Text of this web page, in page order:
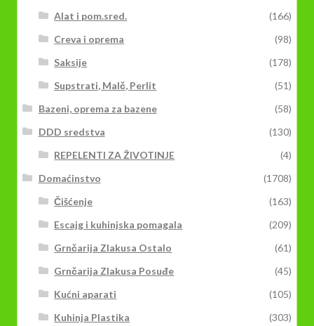
Alat i pom.sred.
(166)
Creva i oprema
(98)
Saksije
(178)
Supstrati, Malč, Perlit
(51)
Bazeni, oprema za bazene
(58)
DDD sredstva
(130)
REPELENTI ZA ŽIVOTINJE
(4)
Domaćinstvo
(1708)
Čišćenje
(163)
Escajg i kuhinjska pomagala
(209)
Grnčarija Zlakusa Ostalo
(61)
Grnčarija Zlakusa Posuđe
(45)
Kućni aparati
(105)
Kuhinja Plastika
(303)